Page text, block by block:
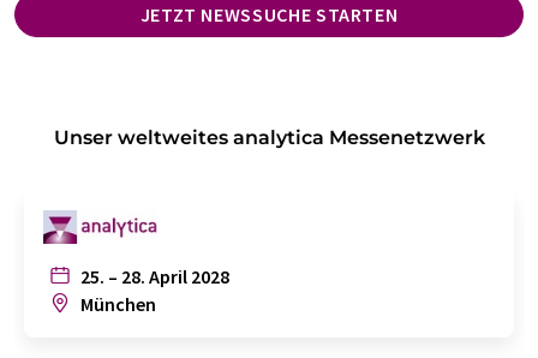
JETZT NEWSSUCHE STARTEN
Unser weltweites analytica Messenetzwerk
25. – 28. April 2028
München